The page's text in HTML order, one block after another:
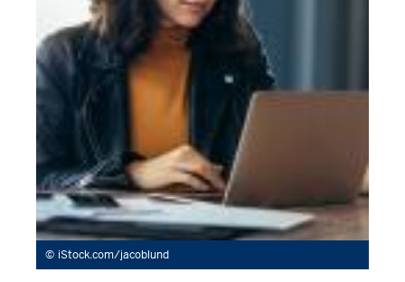
iStock.com/jacoblund